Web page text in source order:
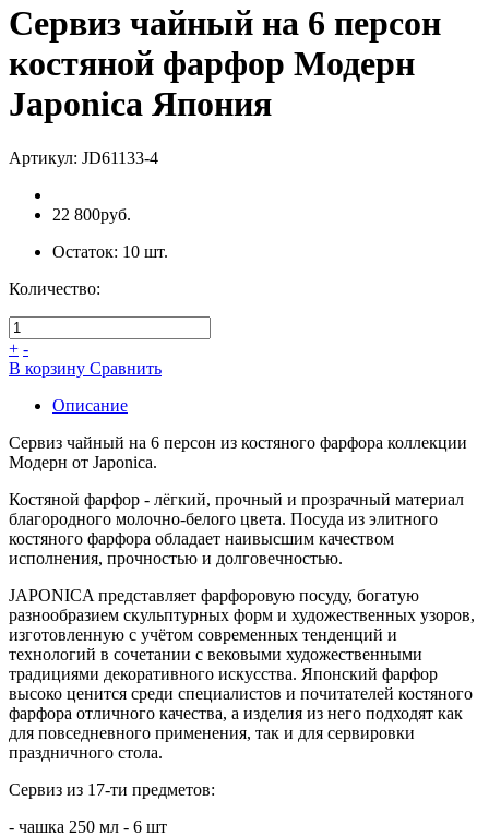
Сервиз чайный на 6 персон
костяной фарфор Модерн
Japonica Япония
Артикул: JD61133-4
22 800руб.
Остаток: 10 шт.
Количество:
+ -
В коpзину Сpавнить
Описание
Сервиз чайный на 6 персон из костяного фарфора коллекции
Модерн от Japonica.
Костяной фарфор - лёгкий, прочный и прозрачный материал
благородного молочно-белого цвета. Посуда из элитного
костяного фарфора обладает наивысшим качеством
исполнения, прочностью и долговечностью.
JAPONICA представляет фарфоровую посуду, богатую
разнообразием скульптурных форм и художественных узоров,
изготовленную с учётом современных тенденций и
технологий в сочетании с вековыми художественными
традициями декоративного искусства. Японский фарфор
высоко ценится среди специалистов и почитателей костяного
фарфора отличного качества, а изделия из него подходят как
для повседневного применения, так и для сервировки
праздничного стола.
Сервиз из 17-ти предметов:
- чашка 250 мл - 6 шт